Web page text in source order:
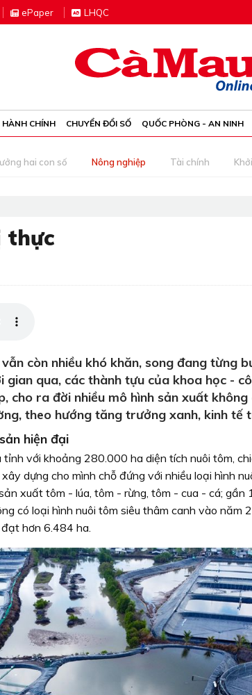
ePaper LHQC
HÀNH CHÍNH CHUYỂN ĐỔI SỐ QUỐC PHÒNG - AN NINH
hai con số Nông nghiệp Tài chính
thực
còn nhiều khó khăn, song đang từng
gian qua, các thành tựu của khoa học -
cho ra đời nhiều mô hình sản xuất
theo hướng tăng trưởng xanh, kinh tế
hiện đại
với khoảng 280.000 ha diện tích nuôi tôm,
dựng cho mình chỗ đứng với nhiều loại hình
xuất tôm - lúa, tôm - rừng, tôm - cua - cá; gần
có loại hình nuôi tôm siêu thâm canh vào năm
hơn 6.484 ha.